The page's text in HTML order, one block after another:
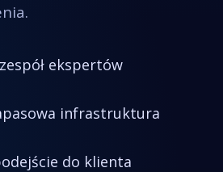
ekspertów
infrastruktura
do klienta